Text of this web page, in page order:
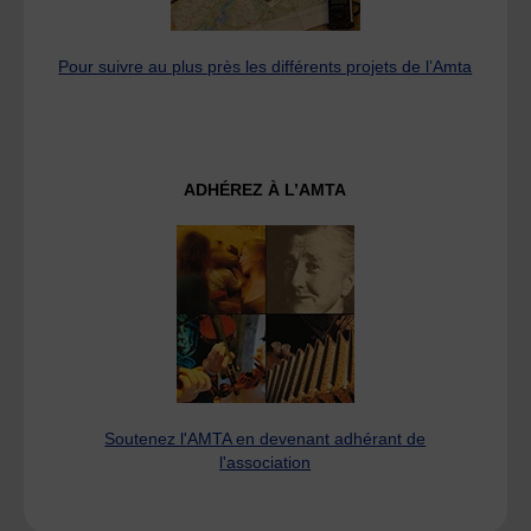
Pour suivre au plus près les différents projets de l’Amta
ADHÉREZ À L’AMTA
Soutenez l'AMTA en devenant adhérant de
l'association